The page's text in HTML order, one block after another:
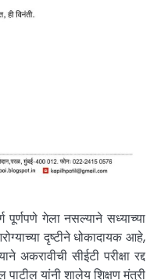
पूर्णपणे गेला नसल्याने सध्याच्या
दृष्टीने धोकादायक आहे,
अकरावीची सीईटी परीक्षा रद्द
यांनी शालेय शिक्षण मंत्री